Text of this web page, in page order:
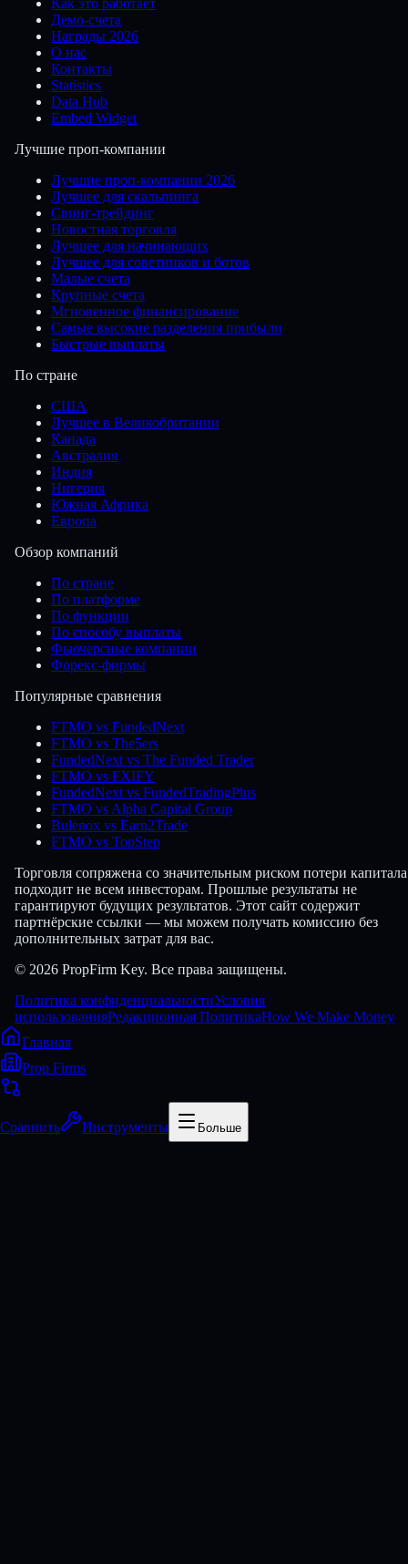
Как это работает
Демо-счета
Награды 2026
О нас
Контакты
Statistics
Data Hub
Embed Widget
Лучшие проп-компании
Лучшие проп-компании 2026
Лучшее для скальпинга
Свинг-трейдинг
Новостная торговля
Лучшее для начинающих
Лучшее для советников и ботов
Малые счета
Крупные счета
Мгновенное финансирование
Самые высокие разделения прибыли
Быстрые выплаты
По стране
США
Лучшее в Великобритании
Канада
Австралия
Индия
Нигерия
Южная Африка
Европа
Обзор компаний
По стране
По платформе
По функции
По способу выплаты
Фьючерсные компании
Форекс-фирмы
Популярные сравнения
FTMO vs FundedNext
FTMO vs The5ers
FundedNext vs The Funded Trader
FTMO vs FXIFY
FundedNext vs FundedTradingPlus
FTMO vs Alpha Capital Group
Bulenox vs Earn2Trade
FTMO vs TopStep
Торговля сопряжена со значительным риском потери
подходит не всем инвесторам. Прошлые результаты не
гарантируют будущих результатов. Этот сайт содержит
партнёрские ссылки — мы можем получать комиссию без
дополнительных затрат для вас.
© 2026 PropFirm Key. Все права защищены.
Политика конфиденциальностиУсловия
использованияРедакционная ПолитикаHow We Make Money
Главная
Prop Firms
Сравнить Инструменты Больше